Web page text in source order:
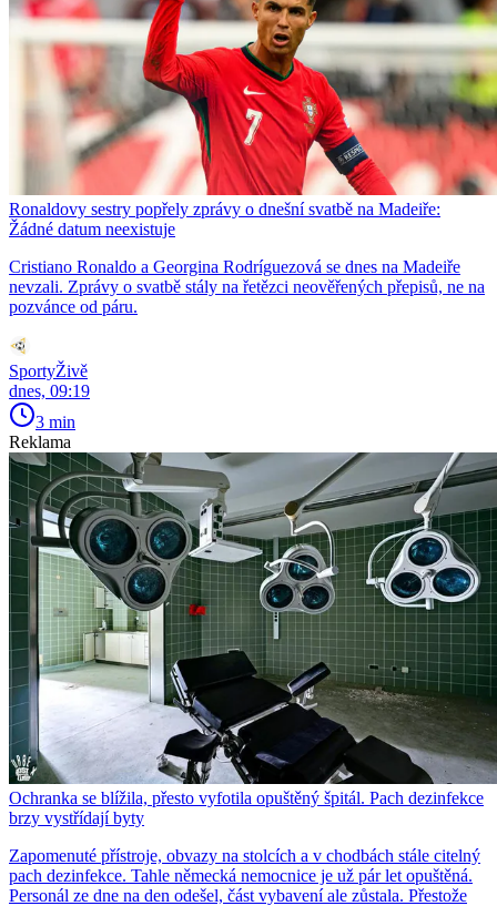
Ronaldovy sestry popřely zprávy o dnešní svatbě na Madeiře:
Žádné datum neexistuje
Cristiano Ronaldo a Georgina Rodríguezová se dnes na Madeiře
nevzali. Zprávy o svatbě stály na řetězci neověřených přepisů, ne na
pozvánce od páru.
SportyŽivě
dnes, 09:19
3 min
Reklama
Ochranka se blížila, přesto vyfotila opuštěný špitál. Pach dezinfekce
brzy vystřídají byty
Zapomenuté přístroje, obvazy na stolcích a v chodbách stále citelný
pach dezinfekce. Tahle německá nemocnice je už pár let opuštěná.
Personál ze dne na den odešel, část vybavení ale zůstala. Přestože